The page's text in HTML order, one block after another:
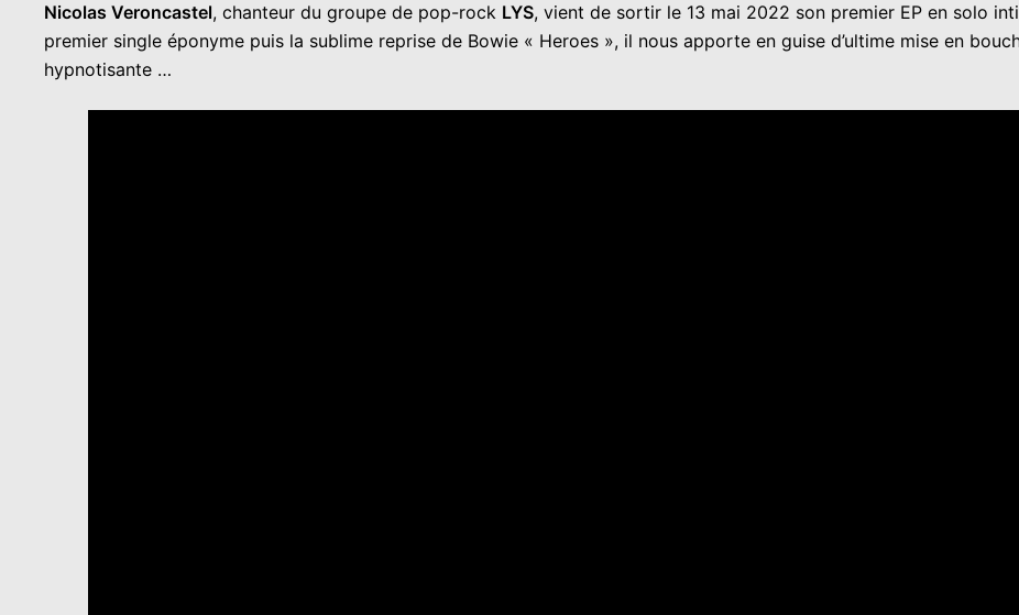
Nicolas Veroncastel, chanteur du groupe de pop-rock LYS, vient de sortir le 13 mai 2022 son premier EP en solo
premier single éponyme puis la sublime reprise de Bowie « Heroes », il nous apporte en guise d’ultime mise en
hypnotisante …